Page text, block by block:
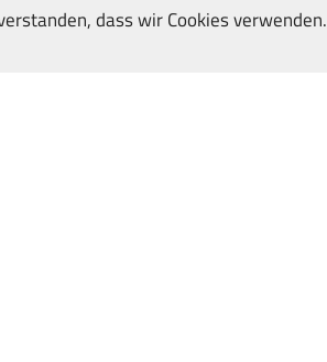
dass wir Cookies verwenden.